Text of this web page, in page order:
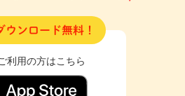
ウンロード無料！
利用の方はこちら